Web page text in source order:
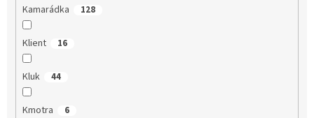
Kamarádka 128
Klient 16
Kluk 44
Kmotra 6